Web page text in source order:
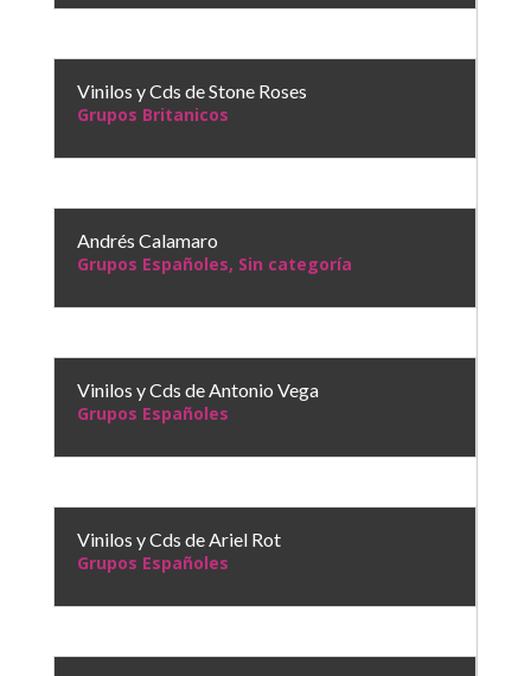
Vinilos y Cds de Stone Roses
Grupos Britanicos
Andrés Calamaro
Grupos Españoles, Sin categoría
Vinilos y Cds de Antonio Vega
Grupos Españoles
Vinilos y Cds de Ariel Rot
Grupos Españoles